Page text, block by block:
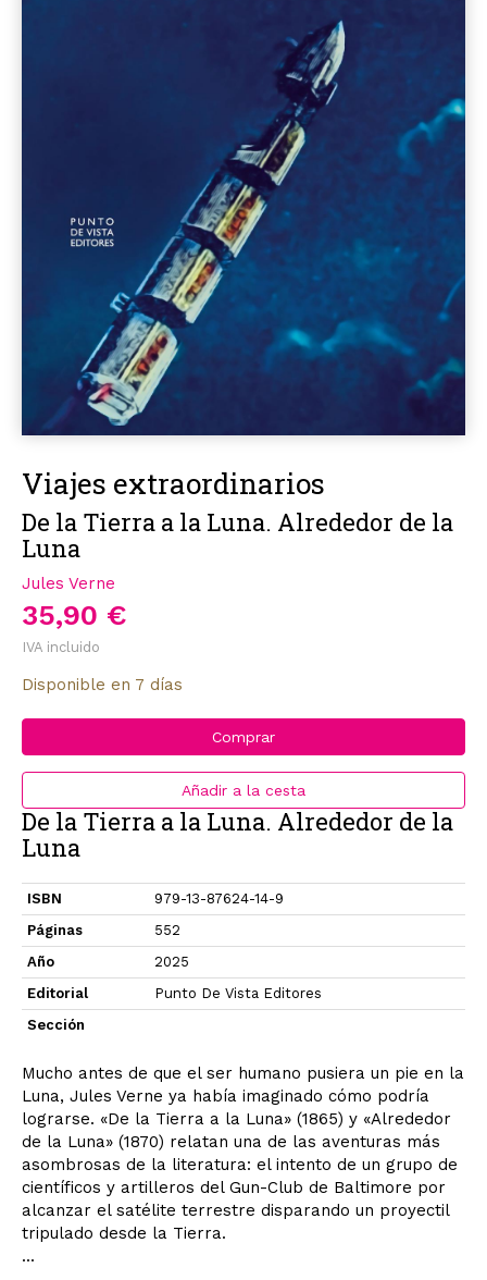
Viajes extraordinarios
De la Tierra a la Luna. Alrededor de la
Luna
Jules Verne
35,90 €
IVA incluido
Disponible en 7 días
Comprar
Añadir a la cesta
De la Tierra a la Luna. Alrededor de la
Luna
ISBN
979-13-87624-14-9
Páginas
552
Año
2025
Editorial
Punto De Vista Editores
Sección
Mucho antes de que el ser humano pusiera un pie en la
Luna, Jules Verne ya había imaginado cómo podría
lograrse. «De la Tierra a la Luna» (1865) y «Alrededor
de la Luna» (1870) relatan una de las aventuras más
asombrosas de la literatura: el intento de un grupo de
científicos y artilleros del Gun-Club de Baltimore por
alcanzar el satélite terrestre disparando un proyectil
tripulado desde la Tierra.
...